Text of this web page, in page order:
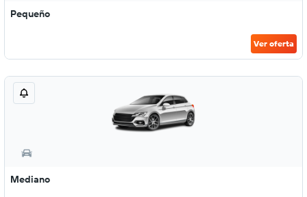
Pequeño
Ver oferta
Mediano